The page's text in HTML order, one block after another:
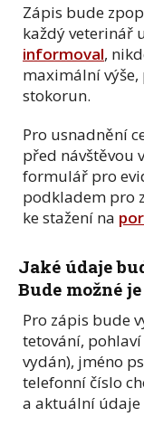
Zápis bude
každý veterinář
informoval,
maximální
stokorun.
Pro usnadnění
před návštěvou
formulář pro
podkladem pro
ke stažení na
Jaké údaje
Bude možné
Pro zápis bude
tetování,
vydán), jméno
telefonní číslo
a aktuální údaje